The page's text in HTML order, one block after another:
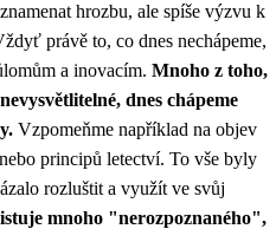
hrozbu, ale spíše výzvu k
právě to, co dnes nechápeme,
a inovacím. Mnoho z toho,
dnes chápeme
Vzpomeňme například na objev
principů letectví. To vše byly
rozluštit a využít ve svůj
mnoho "nerozpoznaného",